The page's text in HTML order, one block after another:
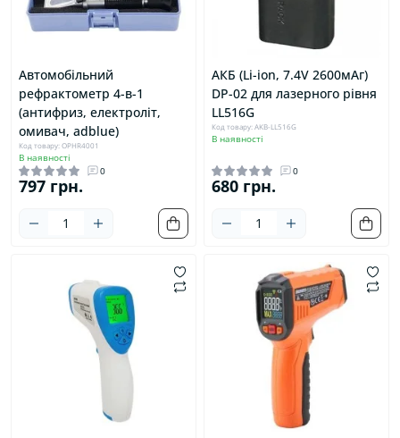
Автомобільний
рефрактометр 4-в-1
(антифриз, електроліт,
омивач, adblue)
Код товару: OPHR4001
В наявності
0
797 грн.
АКБ (Li-ion, 7.4V 2600мАг)
DP-02 для лазерного рівня
LL516G
Код товару: AKB-LL516G
В наявності
0
680 грн.